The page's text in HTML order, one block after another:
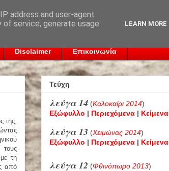
Disclaimer Επικοινωνία
της,
τους
τη
από
Τεύχη
λεύγα 14 (Καλοκαίρι 2014)
Εξώφυλλο | Περιεχόμενα | Κείμενα
λεύγα 13 (Χειμώνας 2014)
Εξώφυλλο | Περιεχόμενα | Κείμενα
λεύγα 12 (Φθινόπωρο 2013)
address and user-agent
service, generate usage
LEARN MORE